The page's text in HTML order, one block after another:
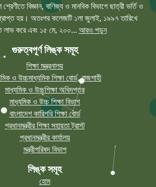
বিজ্ঞান, বাণিজ্য ও মানবিক বিভাগে ছাত্রী ভর্তি ও
হয়। অতঃপর কলেজটি ১লা জুলাই, ১৯৯৭ তারিখে
লাভ করে এবং ১৫ মে, ২০০... আরও পড়ুন
গুরুত্বপূর্ণ লিঙ্ক সমূহ
শিক্ষা মন্ত্রনালয়
ও উচ্চমাধ্যমিক শিক্ষা বোর্ড, রাজশাহী
মাধ্যমিক ও উচ্চশিক্ষা অধিদপ্তর
মাধ্যমিক ও উচ্চ শিক্ষা বিভাগ
বাংলাদেশ কারিগরি শিক্ষা বোর্ড
প্রধানমন্ত্রীর শিক্ষা সহায়তা ট্রাস্ট
প্রধানমন্ত্রীর কার্যালয়
মন্ত্রীপরিষদ বিভাগ
লিঙ্ক সমূহ
হোম